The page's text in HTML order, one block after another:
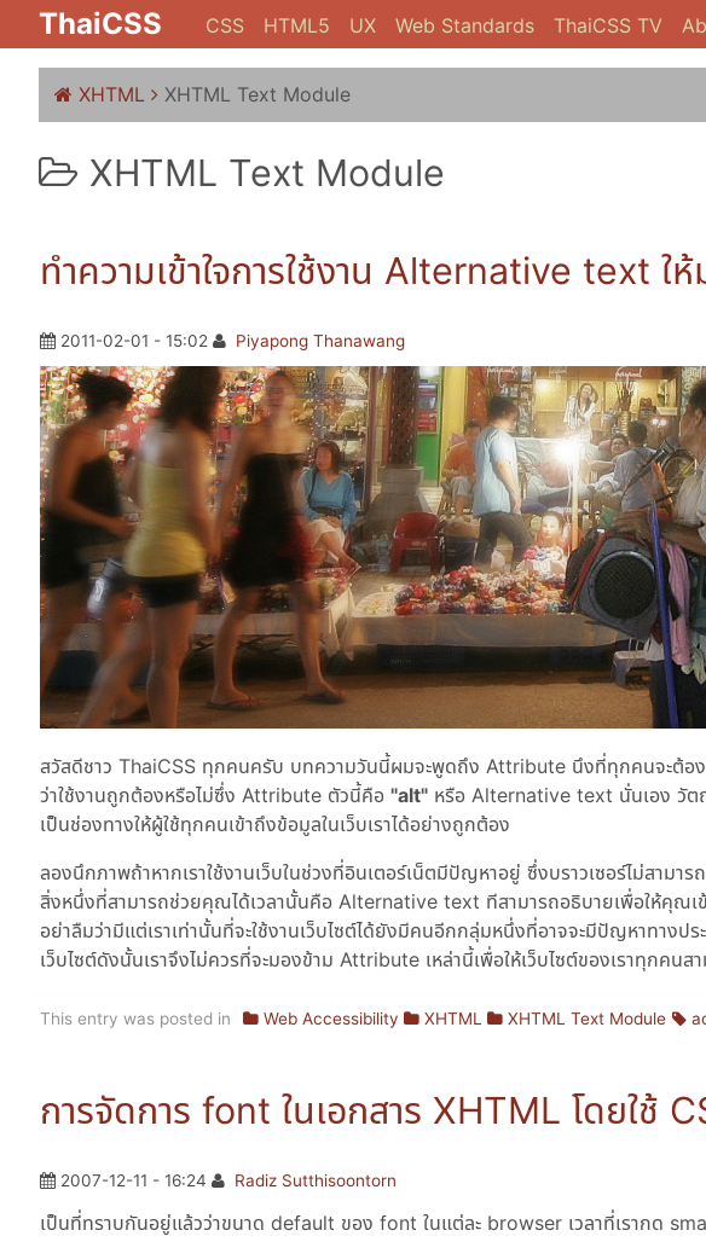
ThaiCSS CSS HTML5 UX Web Standards ThaiCSS TV
XHTML XHTML Text Module
XHTML Text Module
ทำความเข้าใจการใช้งาน Alternative text ใ
2011-02-01 - 15:02 Piyapong Thanawang
สวัสดีชาว ThaiCSS ทุกคนครับ บทความวันนี้ผมจะพูดถึง Attribute นึงที่ทุกคนจะต้อง
ว่าใช้งานถูกต้องหรือไม่ซึ่ง Attribute ตัวนี้คือ "alt" หรือ Alternative text นั่นเอง วัต
เป็นช่องทางให้ผู้ใช้ทุกคนเข้าถึงข้อมูลในเว็บเราได้อย่างถูกต้อง
ลองนึกภาพถ้าหากเราใช้งานเว็บในช่วงที่อินเตอร์เน็ตมีปัญหาอยู่ ซึ่งบราวเซอร์ไม่สา
สิ่งหนึ่งที่สามารถช่วยคุณได้เวลานั้นคือ Alternative text ทีสามารถอธิบายเพื่อให้คุณเข้
อย่าลืมว่ามีแต่เราเท่านั้นที่จะใช้งานเว็บไซต์ได้ยังมีคนอีกกลุ่มหนึ่งที่อาจจะมีปัญหาทางป
เว็บไซต์ดังนั้นเราจึงไม่ควรที่จะมองข้าม Attribute เหล่านี้เพื่อให้เว็บไซต์ของเราทุกคนสา
This entry was posted in Web Accessibility XHTML XHTML Text Module
การจัดการ font ในเอกสาร XHTML โดยใช้
2007-12-11 - 16:24 Radiz Sutthisoontorn
เป็นที่ทราบกันอยู่แล้วว่าขนาด default ของ font ในแต่ละ browser เวลาที่เรากด